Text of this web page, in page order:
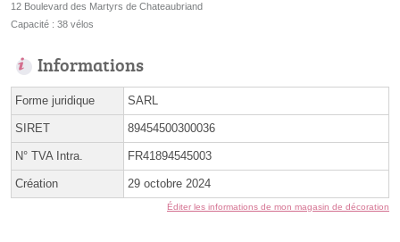
12 Boulevard des Martyrs de Chateaubriand
Capacité : 38 vélos
Informations
Forme juridique SARL
SIRET 89454500300036
N° TVA Intra. FR41894545003
Création 29 octobre 2024
Éditer les informations de mon magasin de décoration